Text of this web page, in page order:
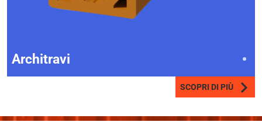
Architravi
SCOPRI DI PIÙ